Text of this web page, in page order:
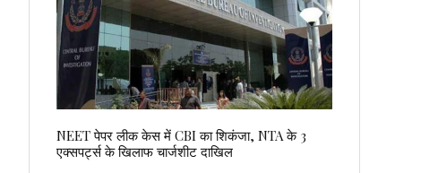
NEET पेपर लीक केस में CBI का शिकंजा, NTA के 3
एक्सपर्ट्स के खिलाफ चार्जशीट दाखिल